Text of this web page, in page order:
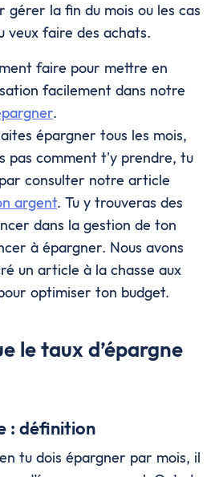
gérer la fin du mois ou les cas
veux faire des achats.
faire pour mettre en
facilement dans notre
.
épargner tous les mois,
pas comment t'y prendre, tu
consulter notre article
argent. Tu y trouveras des
dans la gestion de ton
à épargner. Nous avons
un article à la chasse aux
optimiser ton budget.
le taux d’épargne
: définition
tu dois épargner par mois, il